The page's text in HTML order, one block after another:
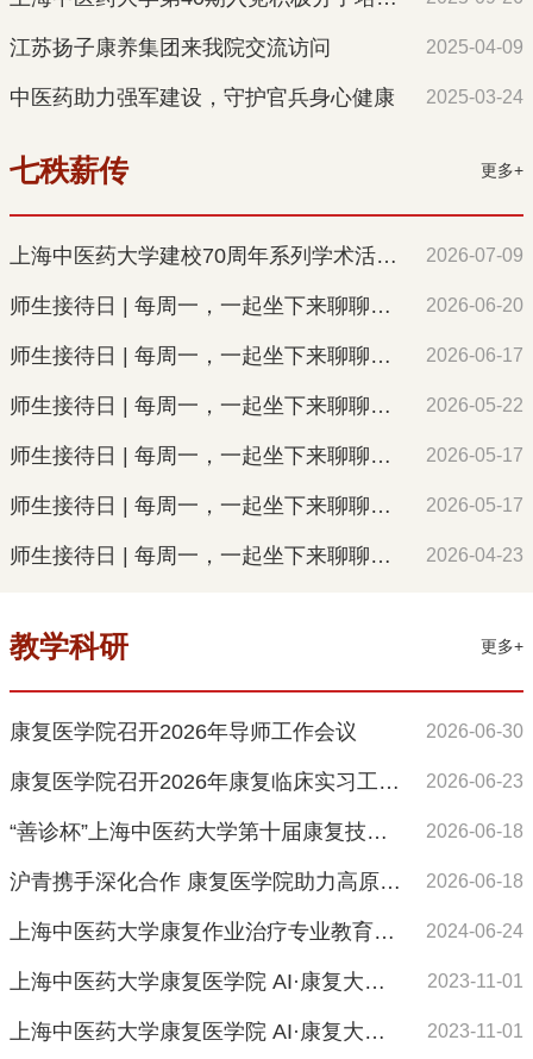
江苏扬子康养集团来我院交流访问 2025-04-09
中医药助力强军建设，守护官兵身心健康 2025-03-24
七秩薪传 更多+
上海中医药大学建校70周年系列学术活动——长三角中医药研究生学术论坛（2026年度）第一轮通知（征文通知） 2026-07-09
师生接待日 | 每周一，一起坐下来聊聊（第10场） 2026-06-20
师生接待日 | 每周一，一起坐下来聊聊（第9场） 2026-06-17
师生接待日 | 每周一，一起坐下来聊聊（第8场） 2026-05-22
师生接待日 | 每周一，一起坐下来聊聊（第7场） 2026-05-17
师生接待日 | 每周一，一起坐下来聊聊（第6场） 2026-05-17
师生接待日 | 每周一，一起坐下来聊聊（第5场） 2026-04-23
教学科研 更多+
康复医学院召开2026年导师工作会议 2026-06-30
康复医学院召开2026年康复临床实习工作会议 2026-06-23
“善诊杯”上海中医药大学第十届康复技能大赛圆满落幕 2026-06-18
沪青携手深化合作 康复医学院助力高原中医药高质量发展 2026-06-18
上海中医药大学康复作业治疗专业教育通过WFOT复审认证 2024-06-24
上海中医药大学康复医学院 AI·康复大讲堂系列讲座活动 2023-11-01
上海中医药大学康复医学院 AI·康复大讲堂系列讲座安排 2023-11-01